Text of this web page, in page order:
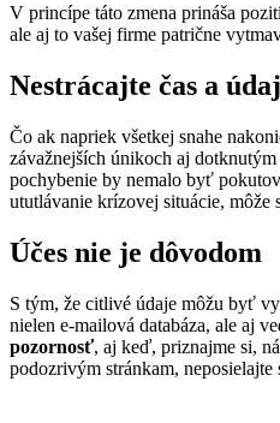
V princípe táto zmena prináša
ale aj to vašej firme patrične
Nestrácajte čas a
Čo ak napriek všetkej snahe
závažnejších únikoch aj dotknutým
pochybenie by nemalo byť
ututlávanie krízovej situácie, môže
Účes nie je dôvodom
S tým, že citlivé údaje môžu byť
nielen e-mailová databáza, ale aj
pozornosť, aj keď, priznajme si,
podozrivým stránkam,